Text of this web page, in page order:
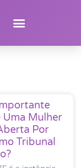
Mulher
Por
Tribunal